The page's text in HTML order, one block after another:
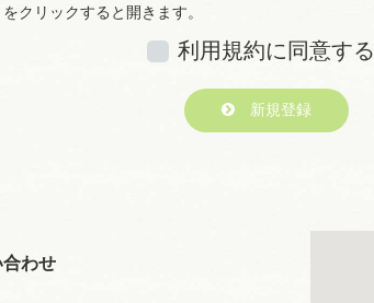
をクリックすると開きます。
利用規約に同意する
新規登録
わせ